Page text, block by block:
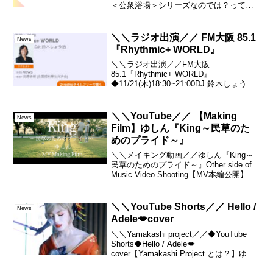
＜公衆浴場＞シリーズなのでは？ってい
で・・。テレビでこんなん見ました・・
って話をすると、それはもう...
News
＼＼ラジオ出演／／ FM大阪 85.1
『Rhythmic+ WORLD』
＼＼ラジオ出演／／FM大阪
85.1『Rhythmic+ WORLD』
◆11/21(木)18:30~21:00DJ 鈴木しょう治
News
＼＼YouTube／／ 【Making
Film】ゆしん『King～民草のた
めのプライド～』
＼＼メイキング動画／／ゆしん『King～
民草のためのプライド～』Other side of
Music Video Shooting【MV本編公開】・
News
＼＼YouTube Shorts／／ Hello /
Adele💋cover
＼＼Yamakashi project／／◆YouTube
Shorts◆Hello / Adele💋
cover【Yamakashi Project とは？】ゆし